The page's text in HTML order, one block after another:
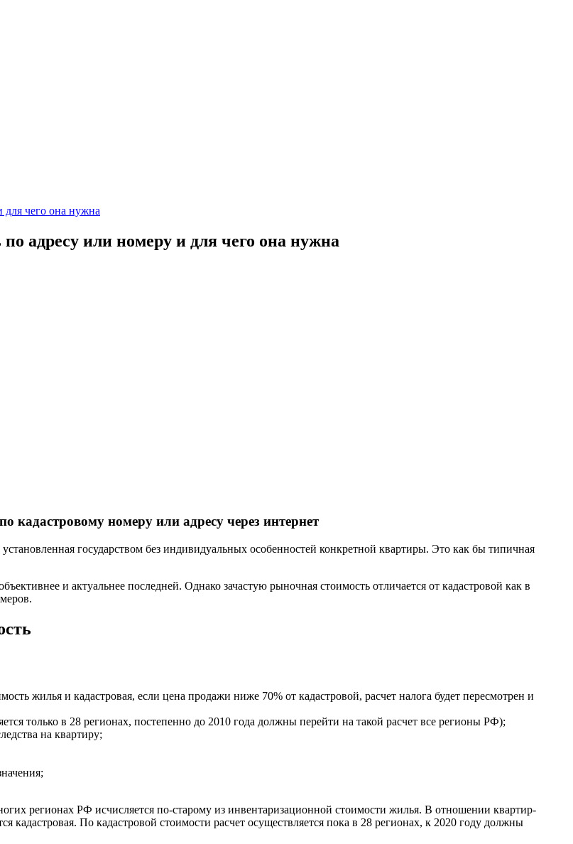
для чего она нужна
адресу или номеру и для чего она нужна
кадастровому номеру или адресу через интернет
государством без индивидуальных особенностей конкретной квартиры. Это как бы типичная
и актуальнее последней. Однако зачастую рыночная стоимость отличается от кадастровой как в
жилья и кадастровая, если цена продажи ниже 70% от кадастровой, расчет налога будет пересмотрен и
только в 28 регионах, постепенно до 2010 года должны перейти на такой расчет все регионы РФ);
на квартиру;
регионах РФ исчисляется по-старому из инвентаризационной стоимости жилья. В отношении квартир-
кадастровая. По кадастровой стоимости расчет осуществляется пока в 28 регионах, к 2020 году должны